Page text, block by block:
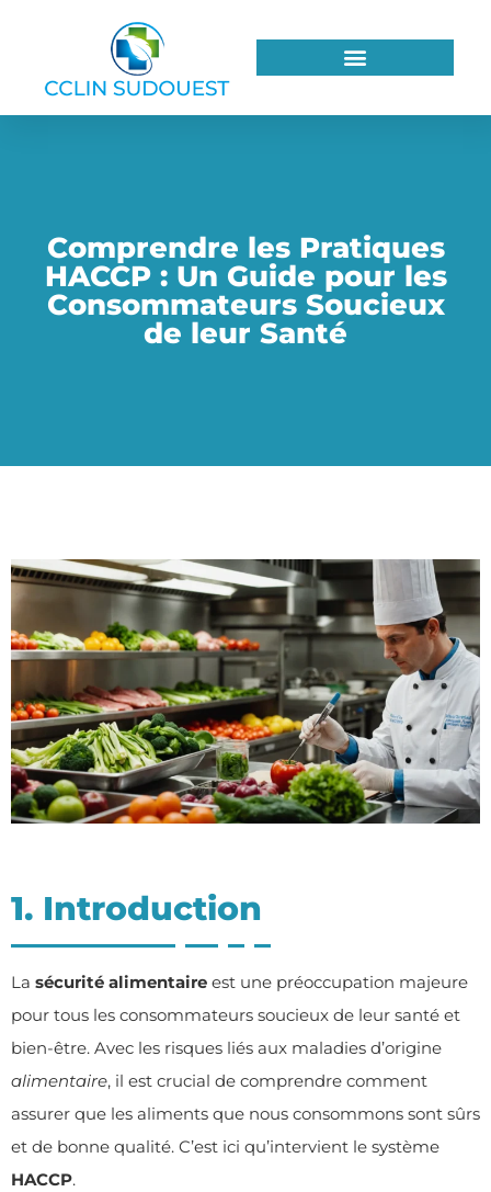
Comprendre les Pratiques
HACCP : Un Guide pour les
Consommateurs Soucieux
de leur Santé
1. Introduction
La sécurité alimentaire est une préoccupation majeure
pour tous les consommateurs soucieux de leur santé et
bien-être. Avec les risques liés aux maladies d’origine
alimentaire, il est crucial de comprendre comment
assurer que les aliments que nous consommons sont sûrs
et de bonne qualité. C’est ici qu’intervient le système
HACCP.